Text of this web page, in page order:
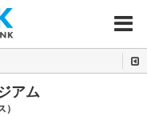
MENU
アム